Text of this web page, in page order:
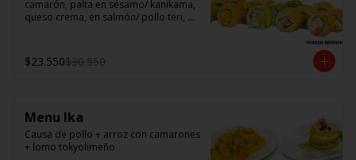
camarón, palta en sésamo/ kanikama,
queso crema, en salmón/ pollo teri,
panko/ camarón, queso crema, en
panko.
$23.550$30.550
Menu Ika
Causa de pollo + arroz con camarones
+ lomo tokyolimeño